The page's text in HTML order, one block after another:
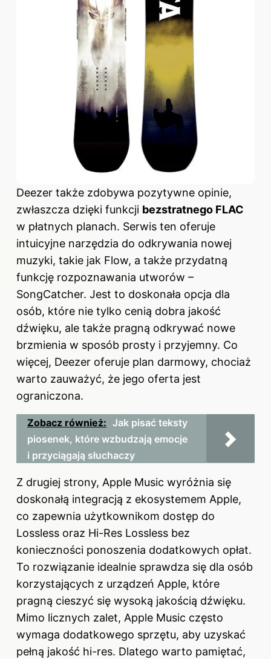
Deezer także zdobywa pozytywne opinie,
zwłaszcza dzięki funkcji bezstratnego FLAC
w płatnych planach. Serwis ten oferuje
intuicyjne narzędzia do odkrywania nowej
muzyki, takie jak Flow, a także przydatną
funkcję rozpoznawania utworów –
SongCatcher. Jest to doskonała opcja dla
osób, które nie tylko cenią dobra jakość
dźwięku, ale także pragną odkrywać nowe
brzmienia w sposób prosty i przyjemny. Co
więcej, Deezer oferuje plan darmowy, chociaż
warto zauważyć, że jego oferta jest
ograniczona.
Zobacz również: Jak pisać teksty
piosenek, które wzbudzają emocje
i przyciągają słuchaczy
Z drugiej strony, Apple Music wyróżnia się
doskonałą integracją z ekosystemem Apple,
co zapewnia użytkownikom dostęp do
Lossless oraz Hi-Res Lossless bez
konieczności ponoszenia dodatkowych opłat.
To rozwiązanie idealnie sprawdza się dla osób
korzystających z urządzeń Apple, które
pragną cieszyć się wysoką jakością dźwięku.
Mimo licznych zalet, Apple Music często
wymaga dodatkowego sprzętu, aby uzyskać
pełną jakość hi-res. Dlatego warto pamiętać,